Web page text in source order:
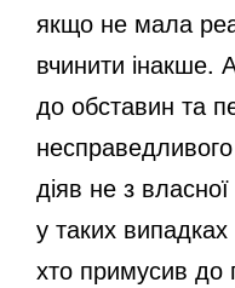
якщо не мала
вчинити інакше.
до обставин та
діяв не з
у таких
хто примусив до